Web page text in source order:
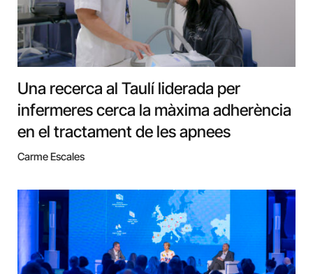
Una recerca al Taulí liderada per
infermeres cerca la màxima adherència
en el tractament de les apnees
Carme Escales